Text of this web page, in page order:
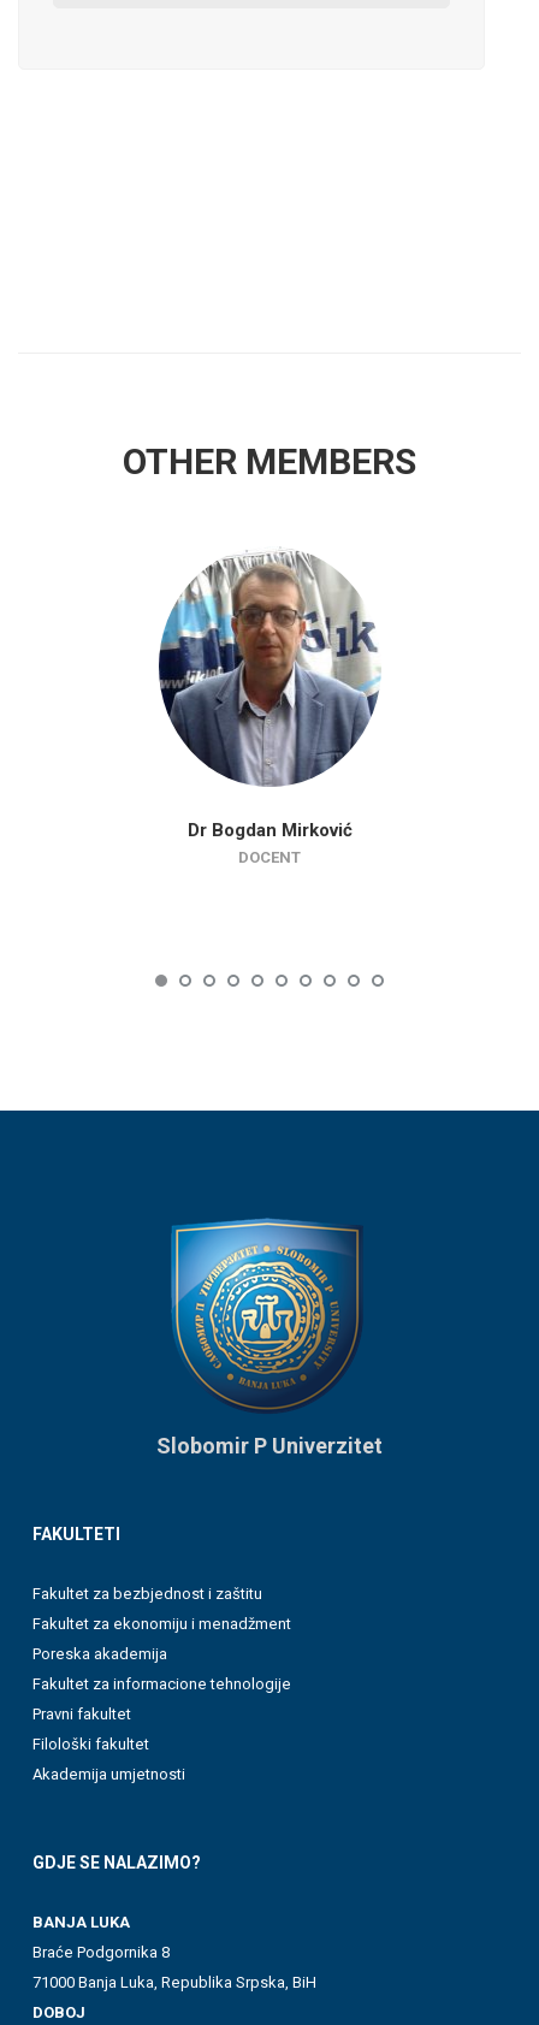
OTHER MEMBERS
Dr Bogdan Mirković
DOCENT
Slobomir P Univerzitet
FAKULTETI
Fakultet za bezbjednost i zaštitu
Fakultet za ekonomiju i menadžment
Poreska akademija
Fakultet za informacione tehnologije
Pravni fakultet
Filološki fakultet
Akademija umjetnosti
GDJE SE NALAZIMO?
BANJA LUKA
Braće Podgornika 8
71000 Banja Luka, Republika Srpska, BiH
DOBOJ